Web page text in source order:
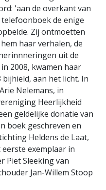
'aan de overkant van
de enige
Zij ontmoetten
haar verhalen, de
uit de
2008, kwamen haar
aan het licht. In
Nelemans, in
Heerlijkheid
geldelijke donatie van
boek geschreven en
Heldens de Laat,
exemplaar in
Piet Sleeking van
Jan-Willem Stoop